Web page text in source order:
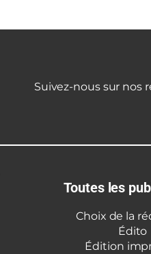
Suivez-nous sur nos
Toutes les
Choix de la
Édito
Édition